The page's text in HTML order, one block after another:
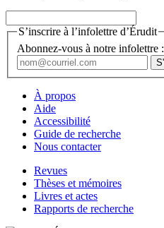
S’inscrire à l’infolettre d’Érudit
Abonnez-vous à notre infolettre :
À propos
Aide
Accessibilité
Guide de recherche
Nous contacter
Revues
Thèses et mémoires
Livres et actes
Rapports de recherche